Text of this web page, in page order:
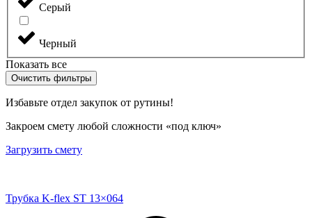
Серый
Черный
Показать все
Очистить фильтры
Избавьте отдел закупок от рутины!
Закроем смету любой сложности «под ключ»
Загрузить смету
Трубка K-flex ST 13×064